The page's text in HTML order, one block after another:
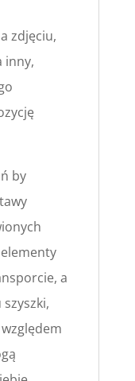
zdjęciu,
inny,
by
a